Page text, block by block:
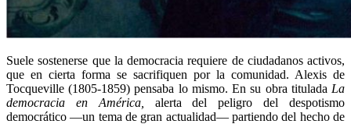
Suele sostenerse que la democracia requiere de ciudadanos activos,
que en cierta forma se sacrifiquen por la comunidad. Alexis de
Tocqueville (1805-1859) pensaba lo mismo. En su obra titulada La
democracia en América, alerta del peligro del despotismo
democrático —un tema de gran actualidad— partiendo del hecho de